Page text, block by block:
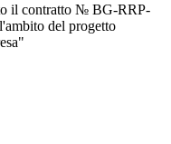
il contratto № BG-RRP-
del progetto